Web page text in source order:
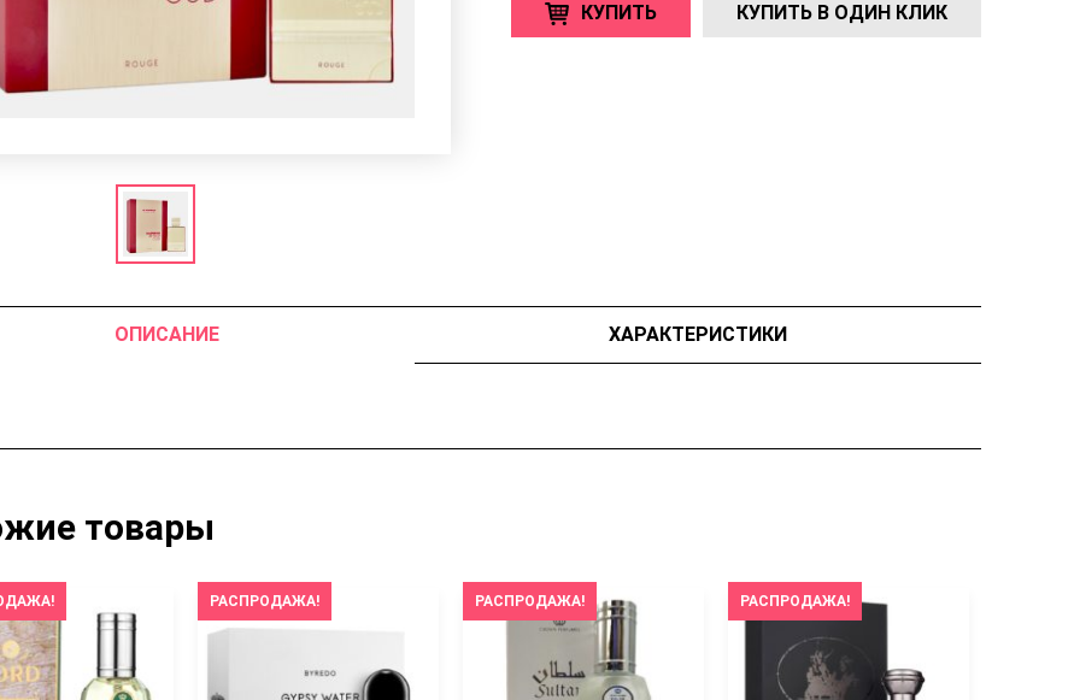
КУПИТЬ КУПИТЬ В ОДИН КЛИК
ОПИСАНИЕ ХАРАКТЕРИСТИКИ
товары
РАСПРОДАЖА! РАСПРОДАЖА! РАСПРОДАЖА!